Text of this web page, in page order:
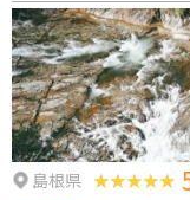
センターかわもとで休憩
な場所です。道の駅周辺
最適です。 川本町は、島根県のほぼ中央に位置し、東西に長く、町の面積の
約8割を山林が占める自然
レジャー施設も充実して
た、川本町は、神話の国
ことでも知られています
見川本神楽めぐり」が開
島根県